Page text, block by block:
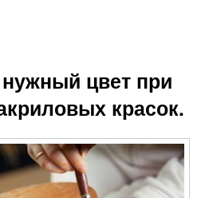
цвет при
красок.